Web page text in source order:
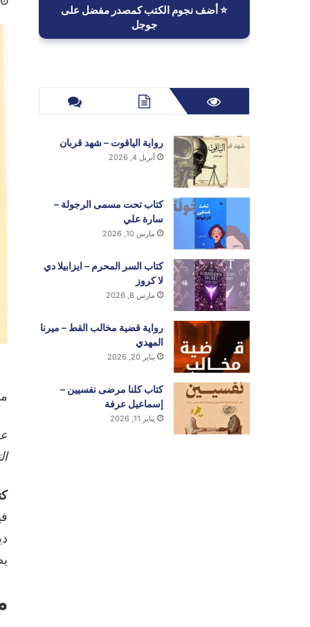
⭐ أضف نجوم الكتب كمصدر مفضل على
جوجل
رواية الياقوت – شهد قربان
أبريل 4, 2026
كتاب تحت مسمى الرجولة –
سارة علي
مارس 10, 2026
كتاب السر المحرم – ايزابيلا دي
لا كروز
مارس 8, 2026
رواية قضية مخالب القط – ميرنا
المهدي
يناير 20, 2026
كتاب كلنا مرضى نفسيين –
إسماعيل عرفة
يناير 11, 2026